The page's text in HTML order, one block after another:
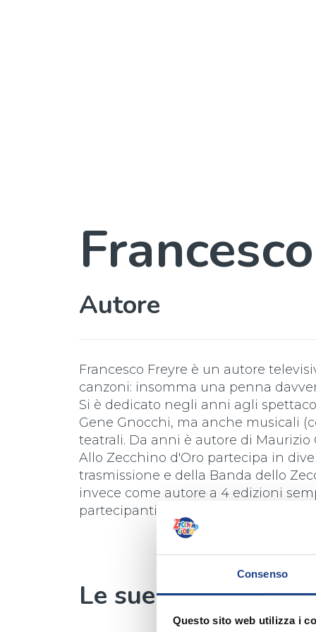
Consenso
Questo sito web utilizza i
Autore
Francesco Freyre è un autore
canzoni: insomma una penna
Si è dedicato negli anni agli
Gene Gnocchi, ma anche musicali
teatrali. Da anni è autore di Maurizio
Allo Zecchino d'Oro partecipa in
trasmissione e della Banda dello
invece come autore a 4 edizioni
partecipanti straniere (Israele,
Le sue canzoni